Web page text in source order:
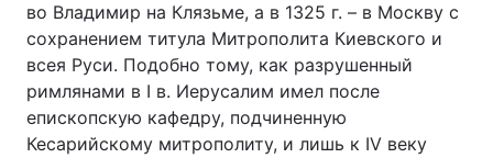
во Владимир на Клязьме, а в 1325 г. – в Москву с
сохранением титула Митрополита Киевского и
всея Руси. Подобно тому, как разрушенный
римлянами в І в. Иерусалим имел после
епископскую кафедру, подчиненную
Кесарийскому митрополиту, и лишь к ІV веку